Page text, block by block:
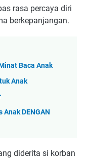
rasa percaya diri
berkepanjangan.
Baca Anak
Anak
DENGAN
diderita si korban